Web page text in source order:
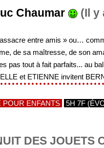
Chaumar (Il y
entre amis » ou…
de sa maîtresse, de son
pas tout à fait parfaits... au
et ETIENNE invitent
POUR ENFANTS 5H 7F
DES JOUETS